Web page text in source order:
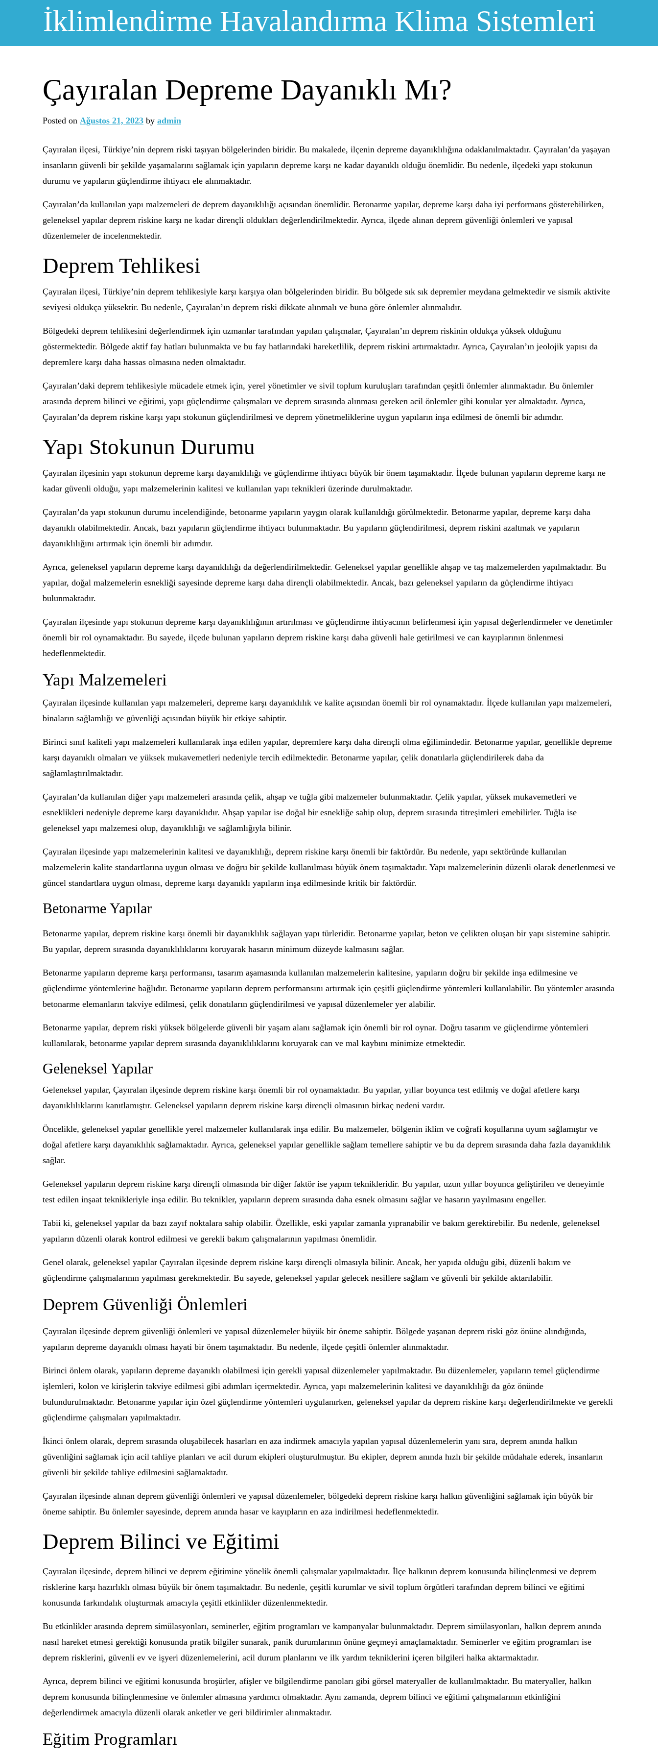
İklimlendirme Havalandırma Klima Sistemleri
Çayıralan Depreme Dayanıklı Mı?
Posted on Ağustos 21, 2023 by admin
Çayıralan ilçesi, Türkiye’nin deprem riski taşıyan bölgelerinden biridir. Bu makalede, ilçenin depreme dayanıklılığına odaklanılmaktadır. Çayıralan’da yaşayan
insanların güvenli bir şekilde yaşamalarını sağlamak için yapıların depreme karşı ne kadar dayanıklı olduğu önemlidir. Bu nedenle, ilçedeki yapı stokunun
durumu ve yapıların güçlendirme ihtiyacı ele alınmaktadır.
Çayıralan’da kullanılan yapı malzemeleri de deprem dayanıklılığı açısından önemlidir. Betonarme yapılar, depreme karşı daha iyi performans gösterebilirken,
geleneksel yapılar deprem riskine karşı ne kadar dirençli oldukları değerlendirilmektedir. Ayrıca, ilçede alınan deprem güvenliği önlemleri ve yapısal
düzenlemeler de incelenmektedir.
Deprem Tehlikesi
Çayıralan ilçesi, Türkiye’nin deprem tehlikesiyle karşı karşıya olan bölgelerinden biridir. Bu bölgede sık sık depremler meydana gelmektedir ve sismik aktivite
seviyesi oldukça yüksektir. Bu nedenle, Çayıralan’ın deprem riski dikkate alınmalı ve buna göre önlemler alınmalıdır.
Bölgedeki deprem tehlikesini değerlendirmek için uzmanlar tarafından yapılan çalışmalar, Çayıralan’ın deprem riskinin oldukça yüksek olduğunu
göstermektedir. Bölgede aktif fay hatları bulunmakta ve bu fay hatlarındaki hareketlilik, deprem riskini artırmaktadır. Ayrıca, Çayıralan’ın jeolojik yapısı da
depremlere karşı daha hassas olmasına neden olmaktadır.
Çayıralan’daki deprem tehlikesiyle mücadele etmek için, yerel yönetimler ve sivil toplum kuruluşları tarafından çeşitli önlemler alınmaktadır. Bu önlemler
arasında deprem bilinci ve eğitimi, yapı güçlendirme çalışmaları ve deprem sırasında alınması gereken acil önlemler gibi konular yer almaktadır. Ayrıca,
Çayıralan’da deprem riskine karşı yapı stokunun güçlendirilmesi ve deprem yönetmeliklerine uygun yapıların inşa edilmesi de önemli bir adımdır.
Yapı Stokunun Durumu
Çayıralan ilçesinin yapı stokunun depreme karşı dayanıklılığı ve güçlendirme ihtiyacı büyük bir önem taşımaktadır. İlçede bulunan yapıların depreme karşı ne
kadar güvenli olduğu, yapı malzemelerinin kalitesi ve kullanılan yapı teknikleri üzerinde durulmaktadır.
Çayıralan’da yapı stokunun durumu incelendiğinde, betonarme yapıların yaygın olarak kullanıldığı görülmektedir. Betonarme yapılar, depreme karşı daha
dayanıklı olabilmektedir. Ancak, bazı yapıların güçlendirme ihtiyacı bulunmaktadır. Bu yapıların güçlendirilmesi, deprem riskini azaltmak ve yapıların
dayanıklılığını artırmak için önemli bir adımdır.
Ayrıca, geleneksel yapıların depreme karşı dayanıklılığı da değerlendirilmektedir. Geleneksel yapılar genellikle ahşap ve taş malzemelerden yapılmaktadır. Bu
yapılar, doğal malzemelerin esnekliği sayesinde depreme karşı daha dirençli olabilmektedir. Ancak, bazı geleneksel yapıların da güçlendirme ihtiyacı
bulunmaktadır.
Çayıralan ilçesinde yapı stokunun depreme karşı dayanıklılığının artırılması ve güçlendirme ihtiyacının belirlenmesi için yapısal değerlendirmeler ve denetimler
önemli bir rol oynamaktadır. Bu sayede, ilçede bulunan yapıların deprem riskine karşı daha güvenli hale getirilmesi ve can kayıplarının önlenmesi
hedeflenmektedir.
Yapı Malzemeleri
Çayıralan ilçesinde kullanılan yapı malzemeleri, depreme karşı dayanıklılık ve kalite açısından önemli bir rol oynamaktadır. İlçede kullanılan yapı malzemeleri,
binaların sağlamlığı ve güvenliği açısından büyük bir etkiye sahiptir.
Birinci sınıf kaliteli yapı malzemeleri kullanılarak inşa edilen yapılar, depremlere karşı daha dirençli olma eğilimindedir. Betonarme yapılar, genellikle depreme
karşı dayanıklı olmaları ve yüksek mukavemetleri nedeniyle tercih edilmektedir. Betonarme yapılar, çelik donatılarla güçlendirilerek daha da
sağlamlaştırılmaktadır.
Çayıralan’da kullanılan diğer yapı malzemeleri arasında çelik, ahşap ve tuğla gibi malzemeler bulunmaktadır. Çelik yapılar, yüksek mukavemetleri ve
esneklikleri nedeniyle depreme karşı dayanıklıdır. Ahşap yapılar ise doğal bir esnekliğe sahip olup, deprem sırasında titreşimleri emebilirler. Tuğla ise
geleneksel yapı malzemesi olup, dayanıklılığı ve sağlamlığıyla bilinir.
Çayıralan ilçesinde yapı malzemelerinin kalitesi ve dayanıklılığı, deprem riskine karşı önemli bir faktördür. Bu nedenle, yapı sektöründe kullanılan
malzemelerin kalite standartlarına uygun olması ve doğru bir şekilde kullanılması büyük önem taşımaktadır. Yapı malzemelerinin düzenli olarak denetlenmesi ve
güncel standartlara uygun olması, depreme karşı dayanıklı yapıların inşa edilmesinde kritik bir faktördür.
Betonarme Yapılar
Betonarme yapılar, deprem riskine karşı önemli bir dayanıklılık sağlayan yapı türleridir. Betonarme yapılar, beton ve çelikten oluşan bir yapı sistemine sahiptir.
Bu yapılar, deprem sırasında dayanıklılıklarını koruyarak hasarın minimum düzeyde kalmasını sağlar.
Betonarme yapıların depreme karşı performansı, tasarım aşamasında kullanılan malzemelerin kalitesine, yapıların doğru bir şekilde inşa edilmesine ve
güçlendirme yöntemlerine bağlıdır. Betonarme yapıların deprem performansını artırmak için çeşitli güçlendirme yöntemleri kullanılabilir. Bu yöntemler arasında
betonarme elemanların takviye edilmesi, çelik donatıların güçlendirilmesi ve yapısal düzenlemeler yer alabilir.
Betonarme yapılar, deprem riski yüksek bölgelerde güvenli bir yaşam alanı sağlamak için önemli bir rol oynar. Doğru tasarım ve güçlendirme yöntemleri
kullanılarak, betonarme yapılar deprem sırasında dayanıklılıklarını koruyarak can ve mal kaybını minimize etmektedir.
Geleneksel Yapılar
Geleneksel yapılar, Çayıralan ilçesinde deprem riskine karşı önemli bir rol oynamaktadır. Bu yapılar, yıllar boyunca test edilmiş ve doğal afetlere karşı
dayanıklılıklarını kanıtlamıştır. Geleneksel yapıların deprem riskine karşı dirençli olmasının birkaç nedeni vardır.
Öncelikle, geleneksel yapılar genellikle yerel malzemeler kullanılarak inşa edilir. Bu malzemeler, bölgenin iklim ve coğrafi koşullarına uyum sağlamıştır ve
doğal afetlere karşı dayanıklılık sağlamaktadır. Ayrıca, geleneksel yapılar genellikle sağlam temellere sahiptir ve bu da deprem sırasında daha fazla dayanıklılık
sağlar.
Geleneksel yapıların deprem riskine karşı dirençli olmasında bir diğer faktör ise yapım teknikleridir. Bu yapılar, uzun yıllar boyunca geliştirilen ve deneyimle
test edilen inşaat teknikleriyle inşa edilir. Bu teknikler, yapıların deprem sırasında daha esnek olmasını sağlar ve hasarın yayılmasını engeller.
Tabii ki, geleneksel yapılar da bazı zayıf noktalara sahip olabilir. Özellikle, eski yapılar zamanla yıpranabilir ve bakım gerektirebilir. Bu nedenle, geleneksel
yapıların düzenli olarak kontrol edilmesi ve gerekli bakım çalışmalarının yapılması önemlidir.
Genel olarak, geleneksel yapılar Çayıralan ilçesinde deprem riskine karşı dirençli olmasıyla bilinir. Ancak, her yapıda olduğu gibi, düzenli bakım ve
güçlendirme çalışmalarının yapılması gerekmektedir. Bu sayede, geleneksel yapılar gelecek nesillere sağlam ve güvenli bir şekilde aktarılabilir.
Deprem Güvenliği Önlemleri
Çayıralan ilçesinde deprem güvenliği önlemleri ve yapısal düzenlemeler büyük bir öneme sahiptir. Bölgede yaşanan deprem riski göz önüne alındığında,
yapıların depreme dayanıklı olması hayati bir önem taşımaktadır. Bu nedenle, ilçede çeşitli önlemler alınmaktadır.
Birinci önlem olarak, yapıların depreme dayanıklı olabilmesi için gerekli yapısal düzenlemeler yapılmaktadır. Bu düzenlemeler, yapıların temel güçlendirme
işlemleri, kolon ve kirişlerin takviye edilmesi gibi adımları içermektedir. Ayrıca, yapı malzemelerinin kalitesi ve dayanıklılığı da göz önünde
bulundurulmaktadır. Betonarme yapılar için özel güçlendirme yöntemleri uygulanırken, geleneksel yapılar da deprem riskine karşı değerlendirilmekte ve gerekli
güçlendirme çalışmaları yapılmaktadır.
İkinci önlem olarak, deprem sırasında oluşabilecek hasarları en aza indirmek amacıyla yapılan yapısal düzenlemelerin yanı sıra, deprem anında halkın
güvenliğini sağlamak için acil tahliye planları ve acil durum ekipleri oluşturulmuştur. Bu ekipler, deprem anında hızlı bir şekilde müdahale ederek, insanların
güvenli bir şekilde tahliye edilmesini sağlamaktadır.
Çayıralan ilçesinde alınan deprem güvenliği önlemleri ve yapısal düzenlemeler, bölgedeki deprem riskine karşı halkın güvenliğini sağlamak için büyük bir
öneme sahiptir. Bu önlemler sayesinde, deprem anında hasar ve kayıpların en aza indirilmesi hedeflenmektedir.
Deprem Bilinci ve Eğitimi
Çayıralan ilçesinde, deprem bilinci ve deprem eğitimine yönelik önemli çalışmalar yapılmaktadır. İlçe halkının deprem konusunda bilinçlenmesi ve deprem
risklerine karşı hazırlıklı olması büyük bir önem taşımaktadır. Bu nedenle, çeşitli kurumlar ve sivil toplum örgütleri tarafından deprem bilinci ve eğitimi
konusunda farkındalık oluşturmak amacıyla çeşitli etkinlikler düzenlenmektedir.
Bu etkinlikler arasında deprem simülasyonları, seminerler, eğitim programları ve kampanyalar bulunmaktadır. Deprem simülasyonları, halkın deprem anında
nasıl hareket etmesi gerektiği konusunda pratik bilgiler sunarak, panik durumlarının önüne geçmeyi amaçlamaktadır. Seminerler ve eğitim programları ise
deprem risklerini, güvenli ev ve işyeri düzenlemelerini, acil durum planlarını ve ilk yardım tekniklerini içeren bilgileri halka aktarmaktadır.
Ayrıca, deprem bilinci ve eğitimi konusunda broşürler, afişler ve bilgilendirme panoları gibi görsel materyaller de kullanılmaktadır. Bu materyaller, halkın
deprem konusunda bilinçlenmesine ve önlemler almasına yardımcı olmaktadır. Aynı zamanda, deprem bilinci ve eğitimi çalışmalarının etkinliğini
değerlendirmek amacıyla düzenli olarak anketler ve geri bildirimler alınmaktadır.
Eğitim Programları